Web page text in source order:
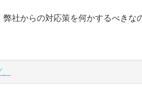
社からの対応策を何かするべきな